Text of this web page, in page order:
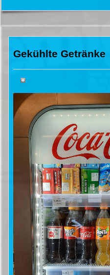
Gekühlte Getränke